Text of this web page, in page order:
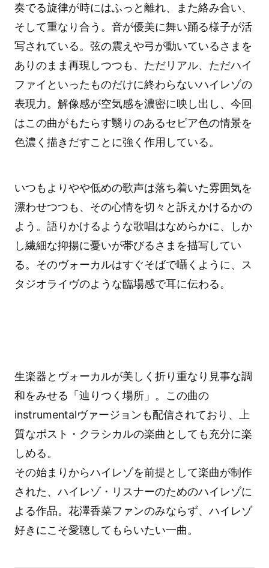
奏でる旋律が時にはふっと離れ、また絡み合い、
そして重なり合う。音が優美に舞い踊る様子が活
写されている。弦の震えや弓が動いているさまを
ありのまま再現しつつも、ただリアル、ただハイ
ファイといったものだけに終わらないハイレゾの
表現力。解像感が空気感を濃密に映し出し、今回
はこの曲がもたらす翳りのあるセピア色の情景を
色濃く描きだすことに強く作用している。
いつもよりやや低めの歌声は落ち着いた雰囲気を
漂わせつつも、その心情を切々と訴えかけるかの
よう。語りかけるような歌唱はなめらかに、しか
し繊細な抑揚に憂いが帯びるさまを描写してい
る。そのヴォーカルはすぐそばで囁くように、ス
タジオライヴのような臨場感で耳に伝わる。
生楽器とヴォーカルが美しく折り重なり見事な調
和をみせる「辿りつく場所」。この曲の
instrumentalヴァージョンも配信されており、上
質なポスト・クラシカルの楽曲としても充分に楽
しめる。
その始まりからハイレゾを前提として楽曲が制作
された、ハイレゾ・リスナーのためのハイレゾに
よる作品。花澤香菜ファンのみならず、ハイレゾ
好きにこそ愛聴してもらいたい一曲。